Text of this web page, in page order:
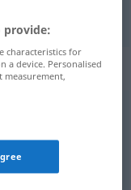
provide:
characteristics for
a device. Personalised